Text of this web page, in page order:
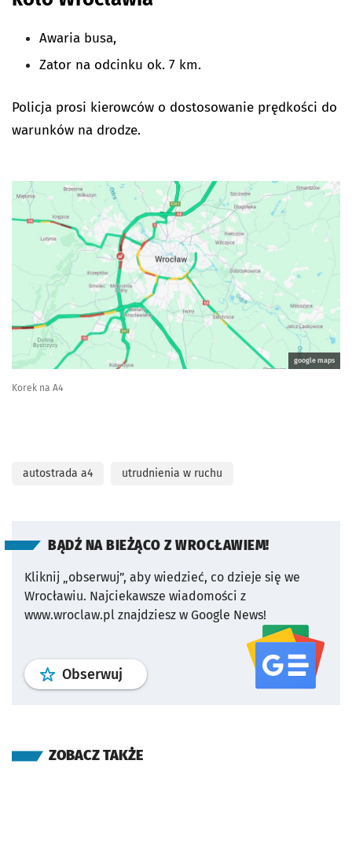
Awaria busa,
Zator na odcinku ok. 7 km.
Policja prosi kierowców o dostosowanie prędkości do
warunków na drodze.
google maps
Korek na A4
autostrada a4 utrudnienia w ruchu
BĄDŹ NA BIEŻĄCO Z WROCŁAWIEM!
Kliknij „obserwuj”, aby wiedzieć, co dzieje się we
Wrocławiu. Najciekawsze wiadomości z
www.wroclaw.pl znajdziesz w Google News!
Obserwuj profil serwisu
ZOBACZ TAKŻE